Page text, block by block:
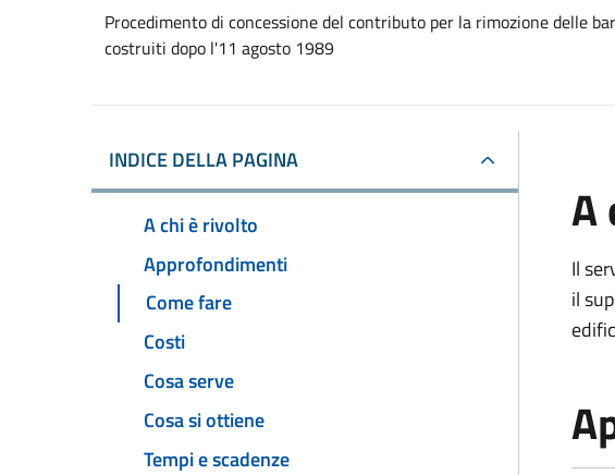
Procedimento di concessione del contributo per la rimozione delle
costruiti dopo l'11 agosto 1989
INDICE DELLA PAGINA
A chi è rivolto
Approfondimenti
Come fare
Costi
Cosa serve
Cosa si ottiene
Tempi e scadenze
A
Il
il